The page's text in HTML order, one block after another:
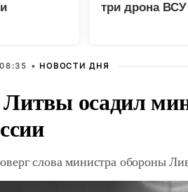
три дрона ВСУ
• НОВОСТИ ДНЯ
осадил
слова министра обороны